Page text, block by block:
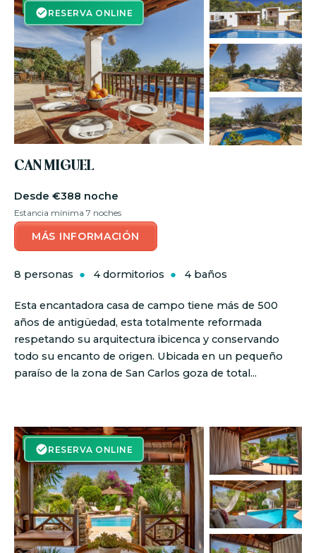
RESERVA ONLINE
RESERVA ON-LINE
CAN MIGUEL
€388 noche
Estancia mínima 7 noches
MÁS INFORMACIÓN
8 personas 4 dormitorios 4 baños
Esta encantadora casa de campo tiene más de 500
años de antigüedad, esta totalmente reformada
respetando su arquitectura ibicenca y conservando
todo su encanto de origen. Ubicada en un pequeño
paraíso de la zona de San Carlos goza de total...
RESERVA ONLINE
RESERVA ON-LINE